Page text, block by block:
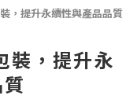
，提升永續性與產品品質
裝，提升永